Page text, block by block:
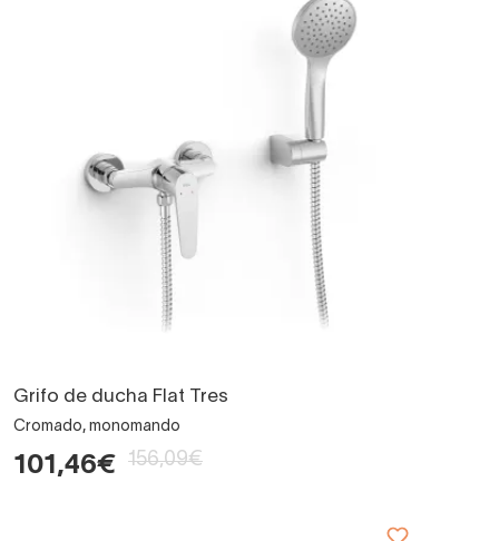
Grifo de ducha Flat Tres
Cromado, monomando
101,46€ 156,09€